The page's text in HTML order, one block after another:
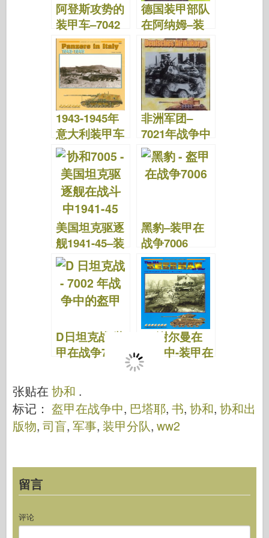
阿登斯攻势的
装甲车–7042
战争中的装甲
德国装甲部队
在阿纳姆–装
甲在战争7039
1943-1945年
意大利装甲车
–7023年战争
中的装甲
非洲军团–
7021年战争中
的盔甲
美国坦克驱逐
舰1941-45–装
甲在战争7005
黑豹–装甲在
战争7006
D日坦克战-装
甲在战争7002
M4谢尔曼在
战争中-装甲在
战争7001
张贴在 协和 .
标记： 盔甲在战争中, 巴塔耶, 书, 协和, 协和出
版物, 司盲, 军事, 装甲分队, ww2
留言
评论